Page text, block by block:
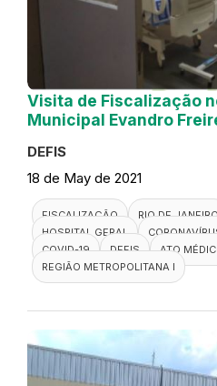
Visita de Fiscalização
Municipal Evandro
DEFIS
18 de May de 2021
FISCALIZAÇÃO
RIO DE
HOSPITAL GERAL
COVID-19
DEFIS
ATO
REGIÃO METROPOLITANA I